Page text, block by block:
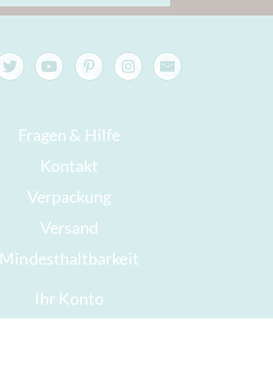
Fragen & Hilfe
Kontakt
Verpackung
Versand
Mindesthaltbarkeit
Ihr Konto